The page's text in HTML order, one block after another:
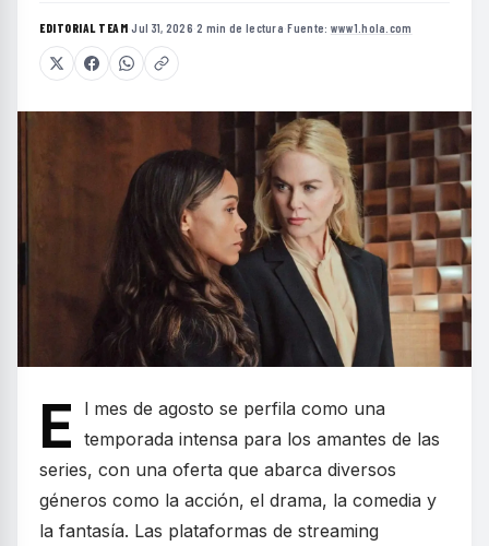
EDITORIAL TEAM·Jul 31, 2026·2 min de lectura·Fuente: www1.hola.com
E
l mes de agosto se perfila como una
temporada intensa para los amantes de las
series, con una oferta que abarca diversos
géneros como la acción, el drama, la comedia y
la fantasía. Las plataformas de streaming